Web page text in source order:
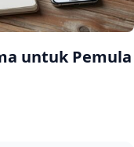
untuk Pemula